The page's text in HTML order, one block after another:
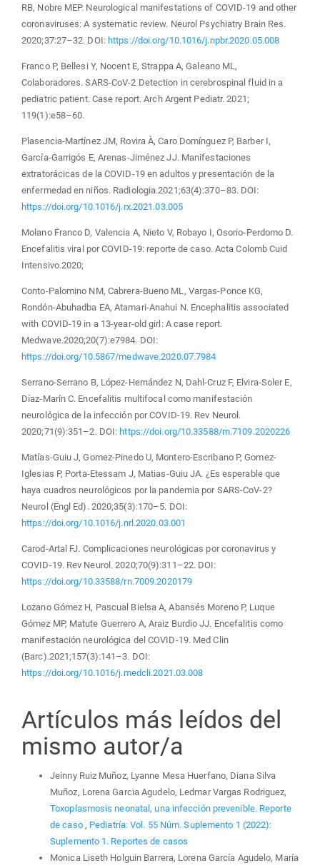
RB, Nobre MEP. Neurological manifestations of COVID-19 and other
coronaviruses: A systematic review. Neurol Psychiatry Brain Res.
2020;37:27–32. DOI: https://doi.org/10.1016/j.npbr.2020.05.008
Franco P, Bellesi Y, Nocent E, Strappa A, Galeano ML,
Colaboradores. SARS-CoV-2 Detection in cerebrospinal fluid in a
pediatric patient. Case report. Arch Argent Pediatr. 2021;
119(1):e58–60.
Plasencia-Martínez JM, Rovira À, Caro Domínguez P, Barber I,
García-Garrigós E, Arenas-Jiménez JJ. Manifestaciones
extratorácicas de la COVID-19 en adultos y presentación de la
enfermedad en niños. Radiologia.2021;63(4):370–83. DOI:
https://doi.org/10.1016/j.rx.2021.03.005
Molano Franco D, Valencia A, Nieto V, Robayo I, Osorio-Perdomo D.
Encefalitis viral por COVID-19: reporte de caso. Acta Colomb Cuid
Intensivo.2020;
Conto-Palomino NM, Cabrera-Bueno ML, Vargas-Ponce KG,
Rondón-Abuhadba EA, Atamari-Anahui N. Encephalitis associated
with COVID-19 in a 13-year-old girl: A case report.
Medwave.2020;20(7):e7984. DOI:
https://doi.org/10.5867/medwave.2020.07.7984
Serrano-Serrano B, López-Hernández N, Dahl-Cruz F, Elvira-Soler E,
Díaz-Marín C. Encefalitis multifocal como manifestación
neurológica de la infección por COVID-19. Rev Neurol.
2020;71(9):351–2. DOI: https://doi.org/10.33588/rn.7109.2020226
Matías-Guiu J, Gomez-Pinedo U, Montero-Escribano P, Gomez-
Iglesias P, Porta-Etessam J, Matias-Guiu JA. ¿Es esperable que
haya cuadros neurológicos por la pandemia por SARS-CoV-2?
Neurol (Engl Ed). 2020;35(3):170–5. DOI:
https://doi.org/10.1016/j.nrl.2020.03.001
Carod-Artal FJ. Complicaciones neurológicas por coronavirus y
COVID-19. Rev Neurol. 2020;70(9):311–22. DOI:
https://doi.org/10.33588/rn.7009.2020179
Lozano Gómez H, Pascual Bielsa A, Abansés Moreno P, Luque
Gómez MP, Matute Guerrero A, Araiz Burdio JJ. Encefalitis como
manifestación neurológica del COVID-19. Med Clin
(Barc).2021;157(3):141–3. DOI:
https://doi.org/10.1016/j.medcli.2021.03.008
Artículos más leídos del
mismo autor/a
Jeinny Ruiz Muñoz, Lyanne Mesa Huerfano, Diana Silva
Muñoz, Lorena Garcia Agudelo, Ledmar Vargas Rodriguez,
Toxoplasmosis neonatal, una infección prevenible. Reporte
de caso , Pediatría: Vol. 55 Núm. Suplemento 1 (2022):
Suplemento 1. Reportes de casos
Monica Liseth Holguin Barrera, Lorena García Agudelo, María